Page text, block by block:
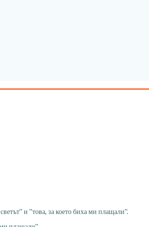
и ''това, за което биха ми плащали''.